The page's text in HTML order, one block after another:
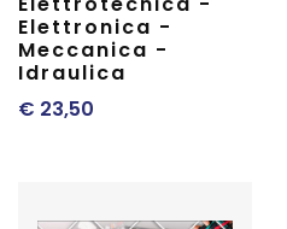
Elettronica -
Meccanica -
Idraulica
€ 23,50